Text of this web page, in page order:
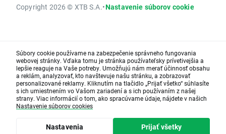
Copyright 2026 © XTB S.A.•Nastavenie súborov cookie
Súbory cookie používame na zabezpečenie správneho fungovania
webovej stránky. Vďaka tomu je stránka používateľsky prívetivejšia a
lepšie reaguje na Vaše potreby. Umožňujú nám merať účinnosť obsahu
a reklám, analyzovať, kto navštevuje našu stránku, a zobrazovať
personalizované reklamy. Kliknutím na tlačidlo „Prijať všetko“ súhlasíte
s ich umiestnením vo Vašom zariadení a s ich používaním z našej
strany. Viac informácií o tom, ako spracúvame údaje, nájdete v našich
Nastavenie súborov cookies
Nastavenia Prijať všetky